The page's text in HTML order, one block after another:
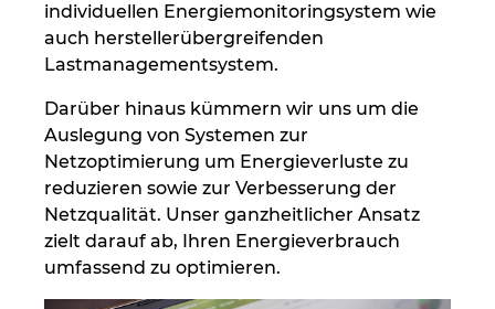
individuellen Energiemonitoringsystem wie
auch herstellerübergreifenden
Lastmanagementsystem.
Darüber hinaus kümmern wir uns um die
Auslegung von Systemen zur
Netzoptimierung um Energieverluste zu
reduzieren sowie zur Verbesserung der
Netzqualität. Unser ganzheitlicher Ansatz
zielt darauf ab, Ihren Energieverbrauch
umfassend zu optimieren.